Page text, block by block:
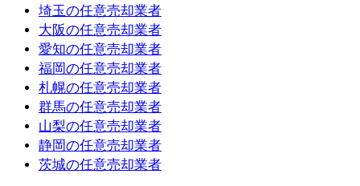
埼玉の任意売却業者
大阪の任意売却業者
愛知の任意売却業者
福岡の任意売却業者
札幌の任意売却業者
群馬の任意売却業者
山梨の任意売却業者
静岡の任意売却業者
茨城の任意売却業者